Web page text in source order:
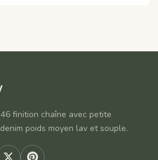
finition chaîne avec petite
poids moyen lav et souple.